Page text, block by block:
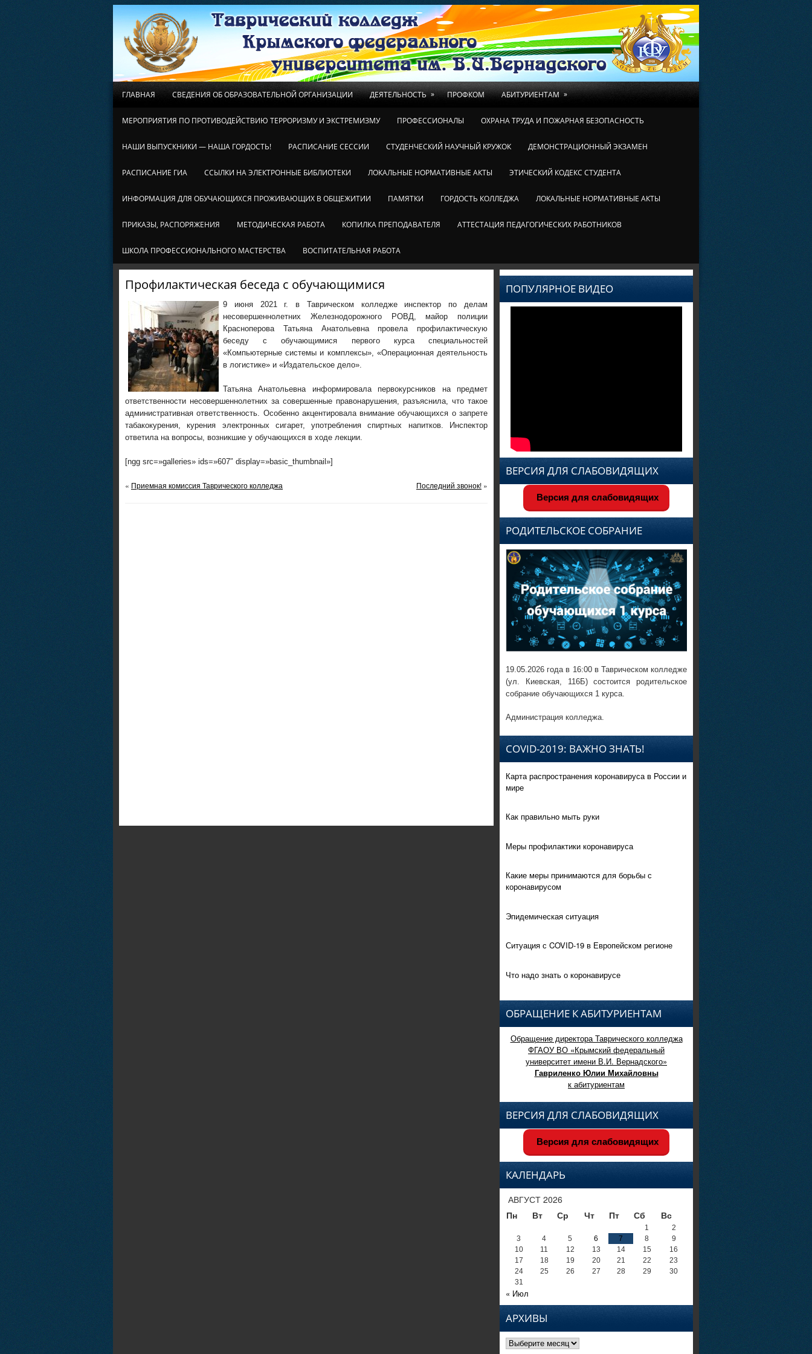
ГЛАВНАЯ СВЕДЕНИЯ ОБ ОБРАЗОВАТЕЛЬНОЙ ОРГАНИЗАЦИИ ДЕЯТЕЛЬНОСТЬ » ПРОФКОМ АБИТУРИЕНТАМ »
МЕРОПРИЯТИЯ ПО ПРОТИВОДЕЙСТВИЮ ТЕРРОРИЗМУ И ЭКСТРЕМИЗМУ ПРОФЕССИОНАЛЫ ОХРАНА ТРУДА И ПОЖАРНАЯ БЕЗОПАСНОСТЬ
НАШИ ВЫПУСКНИКИ — НАША ГОРДОСТЬ! РАСПИСАНИЕ СЕССИИ СТУДЕНЧЕСКИЙ НАУЧНЫЙ КРУЖОК ДЕМОНСТРАЦИОННЫЙ ЭКЗАМЕН
РАСПИСАНИЕ ГИА ССЫЛКИ НА ЭЛЕКТРОННЫЕ БИБЛИОТЕКИ ЛОКАЛЬНЫЕ НОРМАТИВНЫЕ АКТЫ ЭТИЧЕСКИЙ КОДЕКС СТУДЕНТА
ИНФОРМАЦИЯ ДЛЯ ОБУЧАЮЩИХСЯ ПРОЖИВАЮЩИХ В ОБЩЕЖИТИИ ПАМЯТКИ ГОРДОСТЬ КОЛЛЕДЖА ЛОКАЛЬНЫЕ НОРМАТИВНЫЕ АКТЫ
ПРИКАЗЫ, РАСПОРЯЖЕНИЯ МЕТОДИЧЕСКАЯ РАБОТА КОПИЛКА ПРЕПОДАВАТЕЛЯ АТТЕСТАЦИЯ ПЕДАГОГИЧЕСКИХ РАБОТНИКОВ
ШКОЛА ПРОФЕССИОНАЛЬНОГО МАСТЕРСТВА ВОСПИТАТЕЛЬНАЯ РАБОТА
Профилактическая беседа с обучающимися
9 июня 2021 г. в Таврическом колледже инспектор по делам
несовершеннолетних Железнодорожного РОВД, майор полиции
Красноперова Татьяна Анатольевна провела профилактическую
беседу с обучающимися первого курса специальностей
«Компьютерные системы и комплексы», «Операционная деятельность
в логистике» и «Издательское дело».
Татьяна Анатольевна информировала первокурсников на предмет
ответственности несовершеннолетних за совершенные правонарушения, разъяснила, что такое
административная ответственность. Особенно акцентировала внимание обучающихся о запрете
табакокурения, курения электронных сигарет, употребления спиртных напитков. Инспектор
ответила на вопросы, возникшие у обучающихся в ходе лекции.
[ngg src=»galleries» ids=»607″ display=»basic_thumbnail»]
« Приемная комиссия Таврического колледжа Последний звонок! »
ПОПУЛЯРНОЕ ВИДЕО
ВЕРСИЯ ДЛЯ СЛАБОВИДЯЩИХ
Версия для слабовидящих
РОДИТЕЛЬСКОЕ СОБРАНИЕ
19.05.2026 года в 16:00 в Таврическом колледже
(ул. Киевская, 116Б) состоится родительское
собрание обучающихся 1 курса.
Администрация колледжа.
COVID-2019: ВАЖНО ЗНАТЬ!
Карта распространения коронавируса в России и
мире
Как правильно мыть руки
Меры профилактики коронавируса
Какие меры принимаются для борьбы с
коронавирусом
Эпидемическая ситуация
Ситуация с COVID-19 в Европейском регионе
Что надо знать о коронавирусе
ОБРАЩЕНИЕ К АБИТУРИЕНТАМ
Обращение директора Таврического колледжа
ФГАОУ ВО «Крымский федеральный
университет имени В.И. Вернадского»
Гавриленко Юлии Михайловны
к абитуриентам
ВЕРСИЯ ДЛЯ СЛАБОВИДЯЩИХ
Версия для слабовидящих
КАЛЕНДАРЬ
АВГУСТ 2026
Пн
Вт Ср Чт Пт Сб Вс
1
2
3
4 5 6 7 8
9
10
11 12 13 14 15
16
17
18 19 20 21 22
23
24
25 26 27 28 29
30
31
« Июл
АРХИВЫ
Архивы